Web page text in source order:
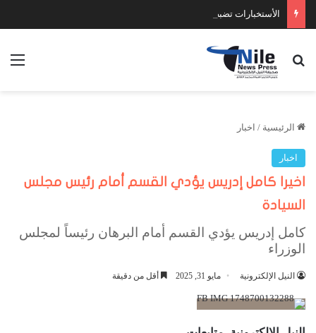
الأستخبارات تضبط عدد كبير من السلاح والمخدرات
بحث عن
الرئيسية / اخبار
اخبار
اخيرا كامل إدريس يؤدي القسم أمام رئيس مجلس
السيادة
كامل إدريس يؤدي القسم أمام البرهان رئيساً لمجلس
الوزراء
النيل الإلكترونية مايو 31, 2025 أقل من دقيقة